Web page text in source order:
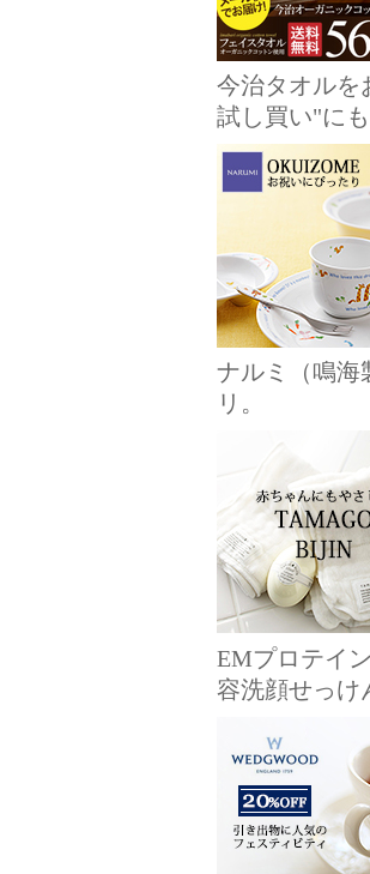
今治タオルを
試し買い"に
ナルミ（鳴海
リ。
EMプロテイ
容洗顔せっけ